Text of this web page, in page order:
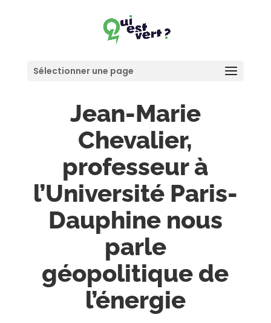
Sélectionner une page
Jean-Marie
Chevalier,
professeur à
l’Université Paris-
Dauphine nous
parle
géopolitique de
l’énergie